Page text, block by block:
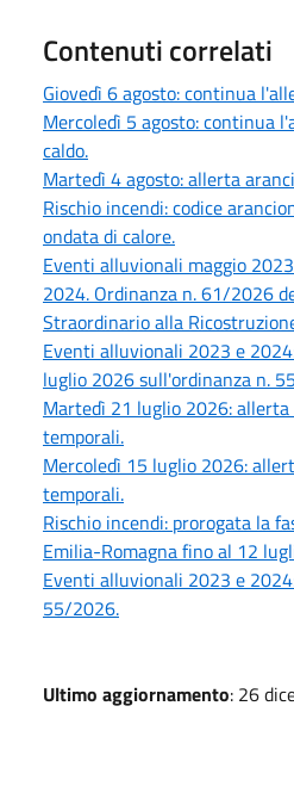
Contenuti correlati
Giovedì 6 agosto: continua
Mercoledì 5 agosto: continua
caldo.
Martedì 4 agosto: allerta
Rischio incendi: codice
ondata di calore.
Eventi alluvionali maggio
2024. Ordinanza n. 61/2026
Straordinario alla
Eventi alluvionali 2023 e
luglio 2026 sull'ordinanza n.
Martedì 21 luglio 2026:
temporali.
Mercoledì 15 luglio 2026:
temporali.
Rischio incendi: prorogata la
Emilia-Romagna fino al 12
Eventi alluvionali 2023 e
55/2026.
Ultimo aggiornamento: 26